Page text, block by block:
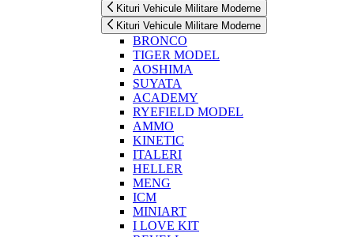
Kituri Vehicule Militare Moderne
Kituri Vehicule Militare Moderne
BRONCO
TIGER MODEL
AOSHIMA
SUYATA
ACADEMY
RYEFIELD MODEL
AMMO
KINETIC
ITALERI
HELLER
MENG
ICM
MINIART
I LOVE KIT